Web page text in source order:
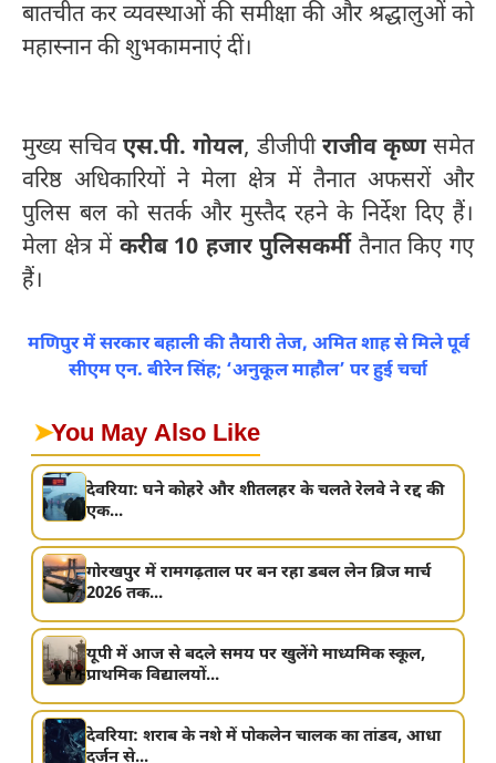
बातचीत कर व्यवस्थाओं की समीक्षा की और श्रद्धालुओं को
महास्नान की शुभकामनाएं दीं।
मुख्य सचिवएस.पी. गोयल, डीजीपीराजीव कृष्णसमेत
वरिष्ठ अधिकारियों ने मेला क्षेत्र में तैनात अफसरों और
पुलिस बल को सतर्क और मुस्तैद रहने के निर्देश दिए हैं।
मेला क्षेत्र में करीब 10 हजार पुलिसकर्मीतैनात किए गए
हैं।
मणिपुर में सरकार बहाली की तैयारी तेज, अमित शाह से मिले पूर्व
सीएम एन. बीरेन सिंह; ‘अनुकूल माहौल’ पर हुई चर्चा
➤You May Also Like
देवरिया: घने कोहरे और शीतलहर के चलते रेलवे ने रद्द की
एक...
गोरखपुर में रामगढ़ताल पर बन रहा डबल लेन ब्रिज मार्च
2026 तक...
यूपी में आज से बदले समय पर खुलेंगे माध्यमिक स्कूल,
प्राथमिक विद्यालयों...
देवरिया: शराब के नशे में पोकलेन चालक का तांडव, आधा
दर्जन से...